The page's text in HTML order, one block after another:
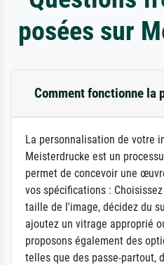
posées sur
Comment fonctionne la
La personnalisation de votre
Meisterdrucke est un
permet de concevoir une
vos spécifications :
taille de l'image, décidez du
ajoutez un vitrage approprié
proposons également des
telles que des passe-partout,